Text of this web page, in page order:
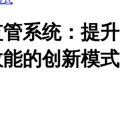
系统：提升
的创新模式